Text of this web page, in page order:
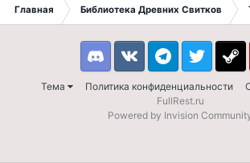
Главная Библиотека Древних Свитков
Тема Политика конфиденциальности
DiscordVK TelegramTwitter
FullRest.ru
Powered by Invision